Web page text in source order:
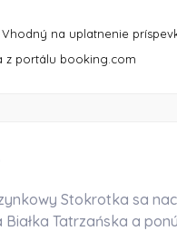
Vhodný na uplatnenie
z portálu booking.com
Stokrotka sa
Białka Tatrzańska a